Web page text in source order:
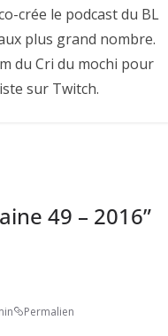
crée le podcast du BL
plus grand nombre.
du Cri du mochi pour
sur Twitch.
49 – 2016”
Permalien